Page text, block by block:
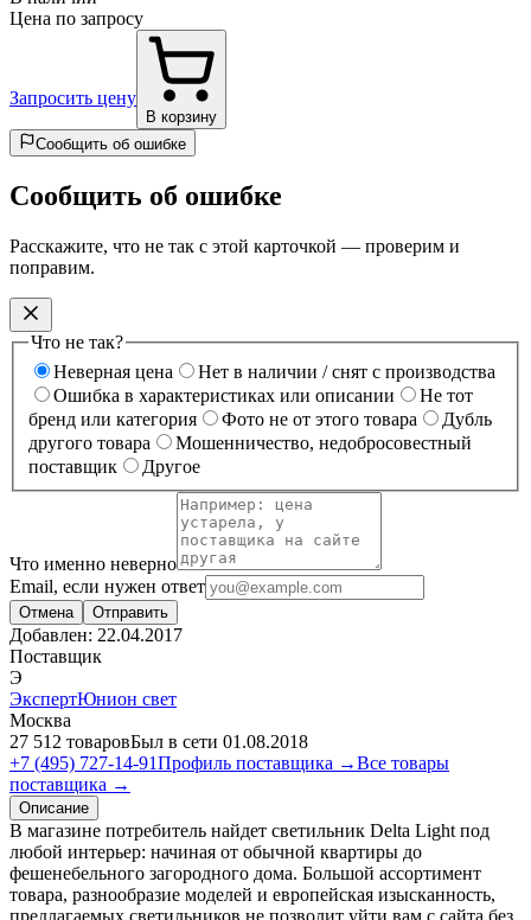
Цена по запросу
Запросить цену
В корзину
Сообщить об ошибке
Сообщить об ошибке
Расскажите, что не так с этой карточкой — проверим и
поправим.
Что не так?
Неверная цена
Нет в наличии / снят с производства
Ошибка в характеристиках или описании
Не тот
бренд или категория
Фото не от этого товара
Дубль
другого товара
Мошенничество, недобросовестный
поставщик
Другое
Что именно неверно
Email, если нужен ответ
Отмена Отправить
Добавлен: 22.04.2017
Поставщик
Э
ЭкспертЮнион свет
Москва
27 512 товаровБыл в сети 01.08.2018
+7 (495) 727-14-91Профиль поставщика →Все товары
поставщика →
Описание
В магазине потребитель найдет светильник Delta Light под
любой интерьер: начиная от обычной квартиры до
фешенебельного загородного дома. Большой ассортимент
товара, разнообразие моделей и европейская изысканность,